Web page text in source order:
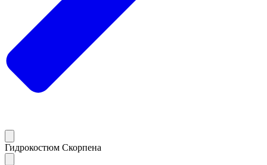
Гидрокостюм Скорпена